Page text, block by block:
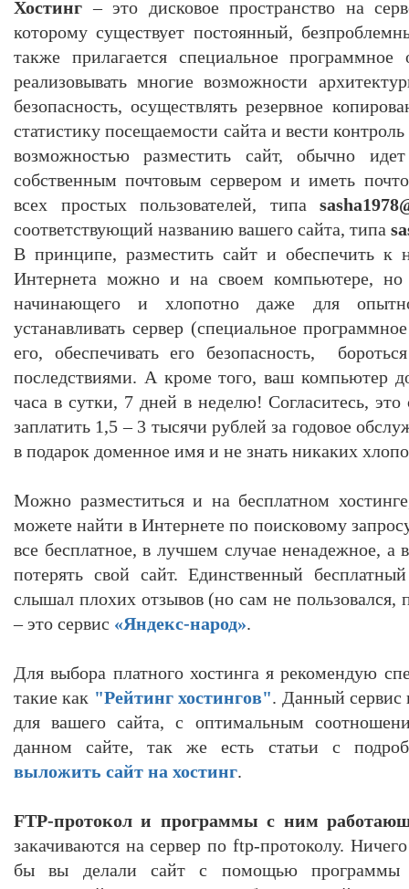
Хостинг – это дисковое пространство на
которому существует постоянный,
также прилагается специальное программное
реализовывать многие возможности
безопасность, осуществлять резервное
статистику посещаемости сайта и вести
возможностью разместить сайт, обычно
собственным почтовым сервером и иметь
всех простых пользователей, типа
соответствующий названию вашего сайта, типа
В принципе, разместить сайт и обеспечить к
Интернета можно и на своем компьютере, но
начинающего и хлопотно даже для
устанавливать сервер (специальное
его, обеспечивать его безопасность,
последствиями. А кроме того, ваш компьютер
часа в сутки, 7 дней в неделю! Согласитесь,
заплатить 1,5 – 3 тысячи рублей за годовое
в подарок доменное имя и не знать никаких
Можно разместиться и на бесплатном
можете найти в Интернете по поисковому
все бесплатное, в лучшем случае ненадежное,
потерять свой сайт. Единственный
слышал плохих отзывов (но сам не пользовался,
– это сервис «Яндекс-народ».
Для выбора платного хостинга я рекомендую
такие как "Рейтинг хостингов". Данный сервис
для вашего сайта, с оптимальным
данном сайте, так же есть статьи с
выложить сайт на хостинг.
FTP-протокол и программы с ним
закачиваются на сервер по ftp-протоколу.
бы вы делали сайт с помощью программы